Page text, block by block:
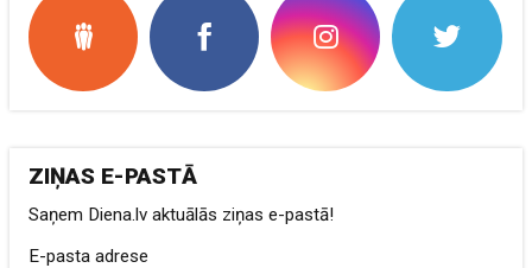
ZIŅAS E-PASTĀ
Saņem Diena.lv aktuālās ziņas e-pastā!
E-pasta adrese